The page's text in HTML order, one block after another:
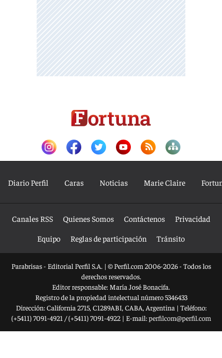
Diario Perfil Caras Noticias Marie Claire
Canales RSS Quienes Somos Contáctenos
Privacidad
Equipo
Reglas de participación Tránsito
Parabrisas - Editorial Perfil S.A. | © Perfil.com 2006-2026 - Todos los
derechos reservados.
Editor responsable: María José Bonacifa.
Registro de la propiedad intelectual número 5346433
Dirección:California 2715, C1289ABI, CABA, Argentina | Teléfono:
(+5411) 7091-4921 /(+5411) 7091-4922| E-mail:perfilcom@perfil.com